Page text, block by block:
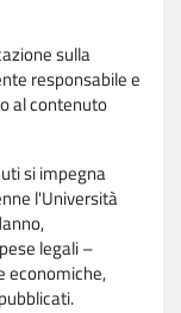
sulla
responsabile e
al contenuto
si impegna
l'Università
legali –
economiche,